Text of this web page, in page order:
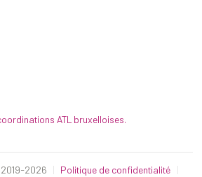
ATL bruxelloises.
2026
Politique de confidentialité